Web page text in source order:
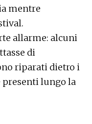
mentre
allarme: alcuni
di
riparati dietro i
presenti lungo la